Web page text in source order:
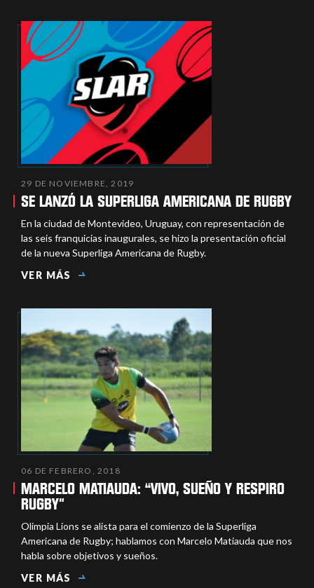
29 DE NOVIEMBRE, 2019
SE LANZÓ LA SUPERLIGA AMERICANA DE RUGBY
En la ciudad de Montevideo, Uruguay, con representación de
las seis franquicias inaugurales, se hizo la presentación oficial
de la nueva Superliga Americana de Rugby.
VER MÁS
06 DE FEBRERO, 2018
MARCELO MATIAUDA: “VIVO, SUEÑO Y RESPIRO
RUGBY"
Olimpia Lions se alista para el comienzo de la Superliga
Americana de Rugby; hablamos con Marcelo Matiauda que nos
habla sobre objetivos y sueños.
VER MÁS